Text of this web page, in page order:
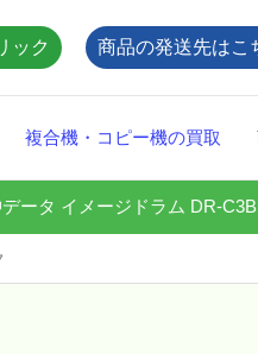
ック 商品の発送先はこ
複合機・コピー機の買取
ータ イメージドラム DR-